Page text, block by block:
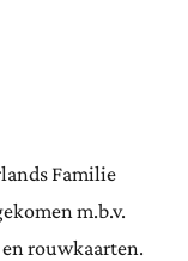
Familie
m.b.v.
rouwkaarten.